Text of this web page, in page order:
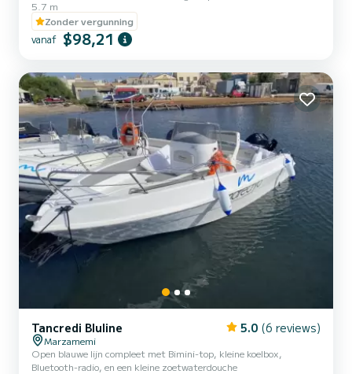
5.7 m
Zonder vergunning
vanaf $98,21
Tancredi Bluline 5.0 (6 reviews)
Marzamemi
Open blauwe lijn compleet met Bimini-top, kleine koelbox,
Bluetooth-radio, en een kleine zoetwaterdouche